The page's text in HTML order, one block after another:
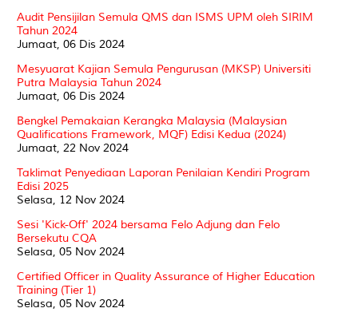
Audit Pensijilan Semula QMS dan ISMS UPM oleh SIRIM
Tahun 2024
Jumaat, 06 Dis 2024
Mesyuarat Kajian Semula Pengurusan (MKSP) Universiti
Putra Malaysia Tahun 2024
Jumaat, 06 Dis 2024
Bengkel Pemakaian Kerangka Malaysia (Malaysian
Qualifications Framework, MQF) Edisi Kedua (2024)
Jumaat, 22 Nov 2024
Taklimat Penyediaan Laporan Penilaian Kendiri Program
Edisi 2025
Selasa, 12 Nov 2024
Sesi 'Kick-Off' 2024 bersama Felo Adjung dan Felo
Bersekutu CQA
Selasa, 05 Nov 2024
Certified Officer in Quality Assurance of Higher Education
Training (Tier 1)
Selasa, 05 Nov 2024